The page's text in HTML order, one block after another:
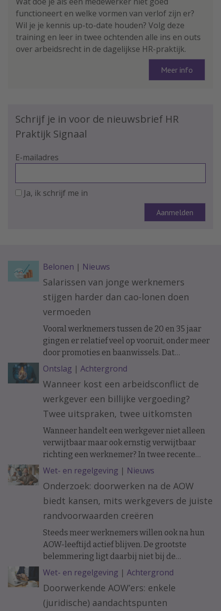
functioneert en welke vormen van verlof zijn er?
Wil je je kennis up-to-date houden? Volg deze
training en leer in twee ochtenden alle ins en outs
over arbeidsrecht in de dagelijkse HR-praktijk.
Meer info
Schrijf je in voor de nieuwsbrief HR
Praktijk Signaal
E-mailadres
Ja, ik schrijf me in
Belonen | Nieuws
Salarissen van jonge werknemers
stijgen harder dan cao-lonen doen
vermoeden
Vooral werknemers tussen de 20 en 35 jaar
gingen er relatief veel op vooruit, onder meer
door promoties en baanwissels. Dat
constateren economen van ABN Amro in
vakblad ESB, meldt De Telegraaf.
Ontslag | Achtergrond
Wanneer kost een arbeidsconflict de
werkgever een billijke vergoeding?
Twee uitspraken, twee uitkomsten
Wanneer handelt een werkgever niet alleen
verwijtbaar maar ook ernstig verwijtbaar
richting een werknemer? In twee recente
uitspraken werd de arbeidsovereenkomst
ontbonden op initiatief van de werknemer. In
het ene geval moest de werkgever een forse
billijke vergoeding betalen, in het andere
geval hoefde dat niet.
Wet- en regelgeving | Nieuws
Onderzoek: doorwerken na de AOW
biedt kansen, mits werkgevers de juiste
randvoorwaarden creëren
Steeds meer werknemers willen ook na hun
AOW-leeftijd actief blijven. De grootste
belemmering ligt daarbij niet bij de
doorwerkers zelf, maar bij de organisatie.
Wet- en regelgeving | Achtergrond
Doorwerkende AOW’ers: enkele
(juridische) aandachtspunten